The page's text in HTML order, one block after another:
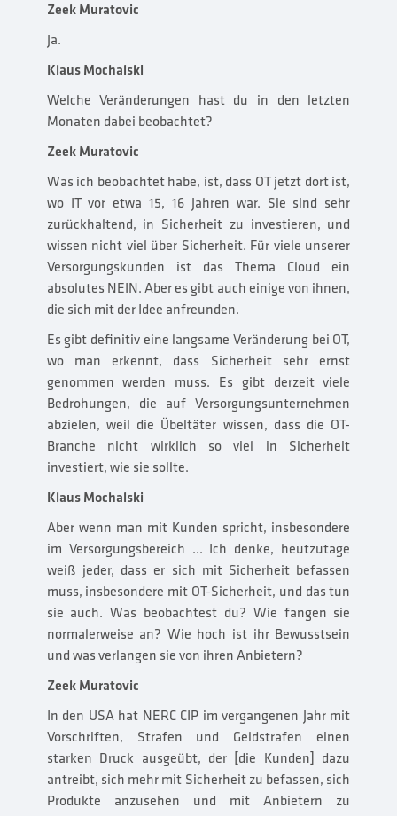
Zeek Muratovic
Ja.
Klaus Mochalski
Welche Veränderungen hast du in den letzten
Monaten dabei beobachtet?
Zeek Muratovic
Was ich beobachtet habe, ist, dass OT jetzt dort ist,
wo IT vor etwa 15, 16 Jahren war. Sie sind sehr
zurückhaltend, in Sicherheit zu investieren, und
wissen nicht viel über Sicherheit. Für viele unserer
Versorgungskunden ist das Thema Cloud ein
absolutes NEIN. Aber es gibt auch einige von ihnen,
die sich mit der Idee anfreunden.
Es gibt definitiv eine langsame Veränderung bei OT,
wo man erkennt, dass Sicherheit sehr ernst
genommen werden muss. Es gibt derzeit viele
Bedrohungen, die auf Versorgungsunternehmen
abzielen, weil die Übeltäter wissen, dass die OT-
Branche nicht wirklich so viel in Sicherheit
investiert, wie sie sollte.
Klaus Mochalski
Aber wenn man mit Kunden spricht, insbesondere
im Versorgungsbereich ... Ich denke, heutzutage
weiß jeder, dass er sich mit Sicherheit befassen
muss, insbesondere mit OT-Sicherheit, und das tun
sie auch. Was beobachtest du? Wie fangen sie
normalerweise an? Wie hoch ist ihr Bewusstsein
und was verlangen sie von ihren Anbietern?
Zeek Muratovic
In den USA hat NERC CIP im vergangenen Jahr mit
Vorschriften, Strafen und Geldstrafen einen
starken Druck ausgeübt, der [die Kunden] dazu
antreibt, sich mehr mit Sicherheit zu befassen, sich
Produkte anzusehen und mit Anbietern zu